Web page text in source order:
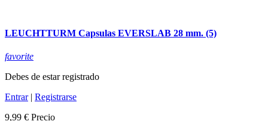
LEUCHTTURM Capsulas EVERSLAB 28 mm. (5)
favorite
Debes de estar registrado
Entrar| Registrarse
9,99 € Precio